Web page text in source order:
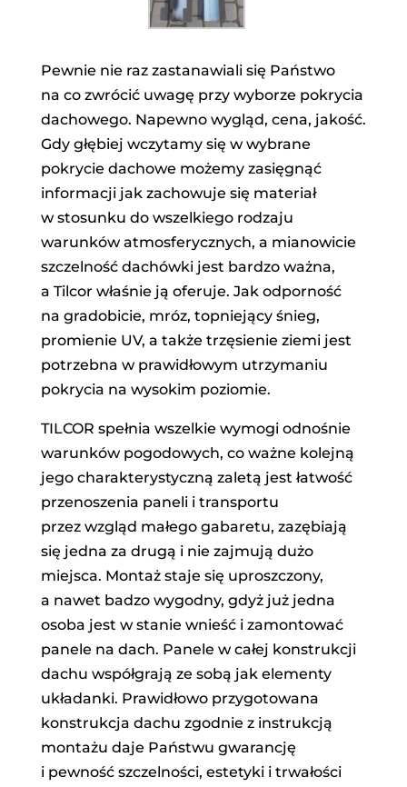
Pewnie nie raz zastanawiali się Państwo
na co zwrócić uwagę przy wyborze pokrycia
dachowego. Napewno wygląd, cena, jakość.
Gdy głębiej wczytamy się w wybrane
pokrycie dachowe możemy zasięgnąć
informacji jak zachowuje się materiał
w stosunku do wszelkiego rodzaju
warunków atmosferycznych, a mianowicie
szczelność dachówki jest bardzo ważna,
a Tilcor właśnie ją oferuje. Jak odporność
na gradobicie, mróz, topniejący śnieg,
promienie UV, a także trzęsienie ziemi jest
potrzebna w prawidłowym utrzymaniu
pokrycia na wysokim poziomie.
TILCOR spełnia wszelkie wymogi odnośnie
warunków pogodowych, co ważne kolejną
jego charakterystyczną zaletą jest łatwość
przenoszenia paneli i transportu
przez wzgląd małego gabaretu, zazębiają
się jedna za drugą i nie zajmują dużo
miejsca. Montaż staje się uproszczony,
a nawet badzo wygodny, gdyż już jedna
osoba jest w stanie wnieść i zamontować
panele na dach. Panele w całej konstrukcji
dachu współgrają ze sobą jak elementy
układanki. Prawidłowo przygotowana
konstrukcja dachu zgodnie z instrukcją
montażu daje Państwu gwarancję
i pewność szczelności, estetyki i trwałości